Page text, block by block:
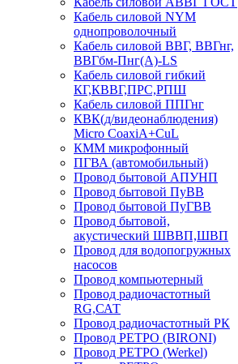
Кабель силовой NYM
однопроволочный
Кабель силовой ВВГ, ВВГнг,
ВВГбм-Пнг(А)-LS
Кабель силовой гибкий
КГ,КВВГ,ПРС,РПШ
Кабель силовой ППГнг
КВК(д/видеонаблюдения)
Micro CoaxiA+CuL
КММ микрофонный
ПГВА (автомобильный)
Провод бытовой АПУНП
Провод бытовой ПуВВ
Провод бытовой ПуГВВ
Провод бытовой,
акустический ШВВП,ШВП
Провод для водопогружных
насосов
Провод компьютерный
Провод радиочастотный
RG,САТ
Провод радиочастотный РК
Провод РЕТРО (BIRONI)
Провод РЕТРО (Werkel)